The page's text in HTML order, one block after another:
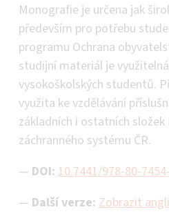
Monografie je určena jak
především pro potřebu
programu Ochrana
studijní materiál je
vysokoškolských studentů.
využita ke vzdělávání
základních i ostatních
záchranného systému ČR.
— DOI: 10.7441/978-80-
— Další verze: Zobrazit